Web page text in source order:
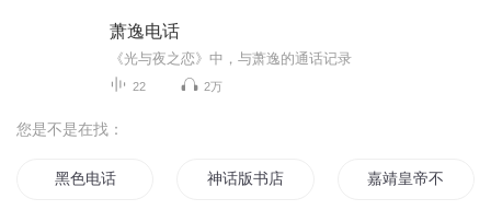
萧逸电话
《光与夜之恋》中，与萧逸的通话记录
22 2万
您是不是在找：
黑色电话 神话版书店 嘉靖皇帝不高兴